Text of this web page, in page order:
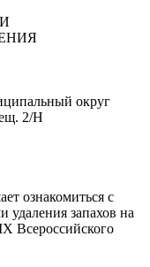
округ
2/Н
ознакомиться с
запахов на
Всероссийского